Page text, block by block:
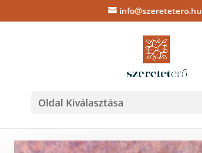
info@szeretetero.hu
Oldal Kiválasztása